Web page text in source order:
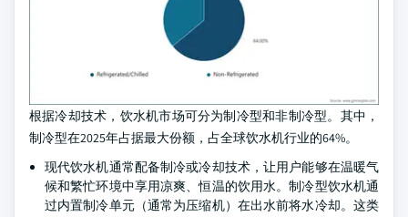
根据冷却技术，饮水机市场可分为制冷型和非制冷型。其中，
制冷型在2025年占据最大份额，占全球饮水机行业的64%。
现代饮水机通常配备制冷或冷却技术，让用户能够在温暖气
候和繁忙环境中享用凉爽、恒温的饮用水。制冷型饮水机通
过内置制冷单元（通常为压缩机）在出水前将水冷却。这类